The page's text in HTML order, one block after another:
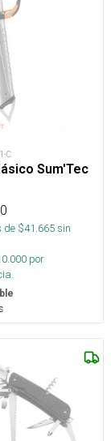
C
Sum'Tec
de $41.665sin
por